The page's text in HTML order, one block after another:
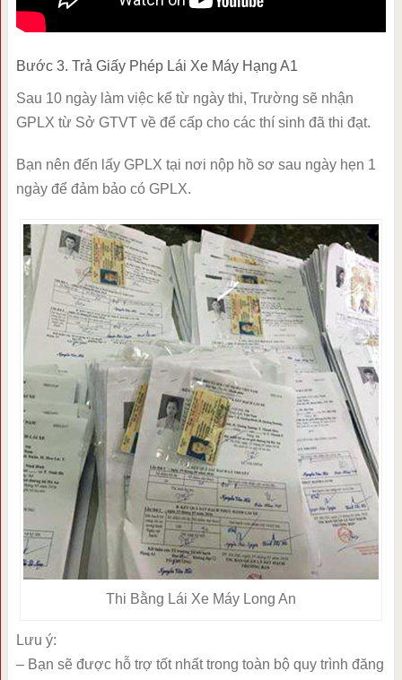
Bước 3. Trả Giấy Phép Lái Xe Máy Hạng A1
Sau 10 ngày làm việc kể từ ngày thi, Trường sẽ nhận
GPLX từ Sở GTVT về để cấp cho các thí sinh đã thi đạt.
Bạn nên đến lấy GPLX tại nơi nộp hồ sơ sau ngày hẹn 1
ngày để đảm bảo có GPLX.
Thi Bằng Lái Xe Máy Long An
Lưu ý:
– Bạn sẽ được hỗ trợ tốt nhất trong toàn bộ quy trình đăng